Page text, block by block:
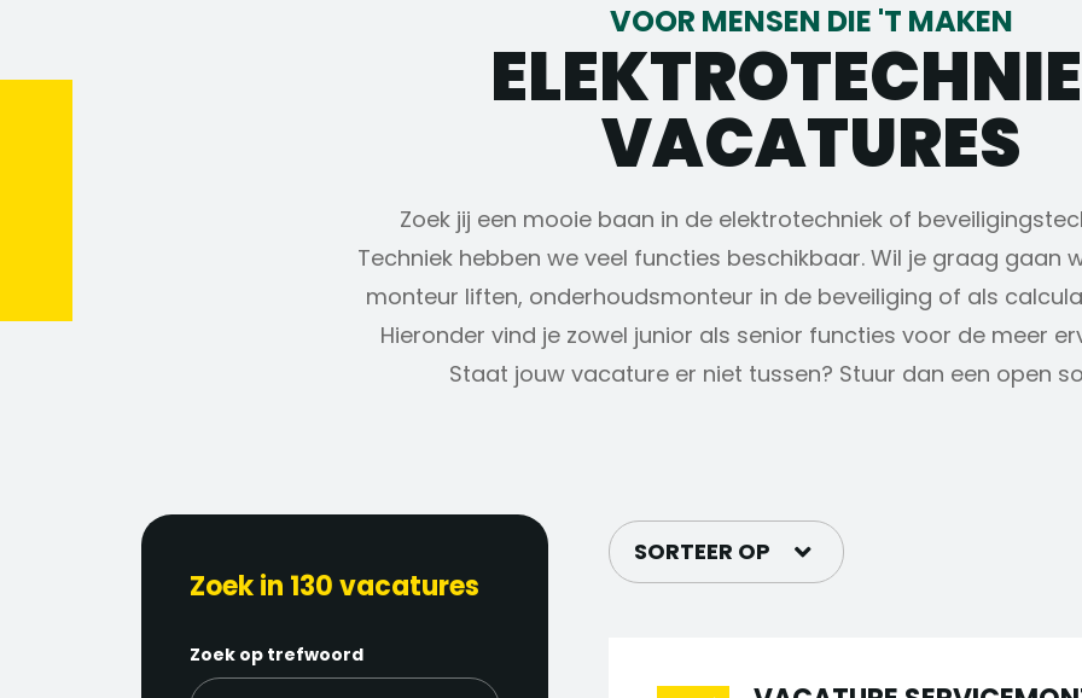
VOOR MENSEN DIE 'T MAKEN
VACATURES
Zoek jij een mooie baan in de elektrotechniek of
Techniek hebben we veel functies beschikbaar. Wil je graag gaan
monteur liften, onderhoudsmonteur in de beveiliging of als
Hieronder vind je zowel junior als senior functies voor de meer
Staat jouw vacature er niet tussen? Stuur dan een open
Zoek in 130 vacatures
Zoek op trefwoord
SORTEER OP